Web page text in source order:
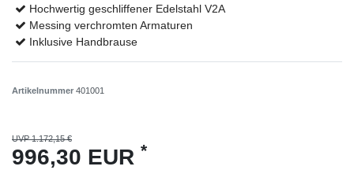
Hochwertig geschliffener Edelstahl V2A
Messing verchromten Armaturen
Inklusive Handbrause
Artikelnummer 401001
UVP 1.172,15 €
996,30 EUR *